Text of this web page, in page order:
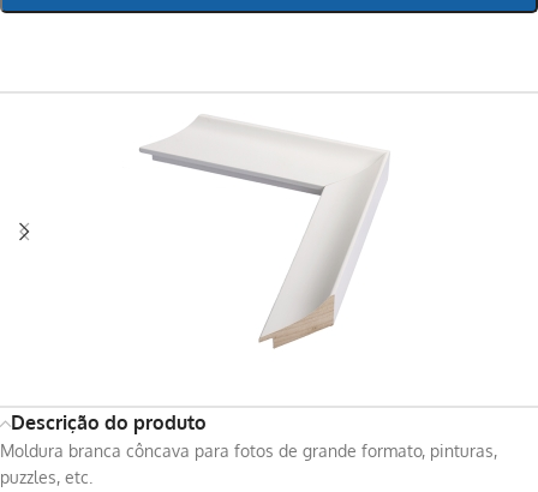
Descrição do produto
Moldura branca côncava para fotos de grande formato, pinturas,
puzzles, etc.